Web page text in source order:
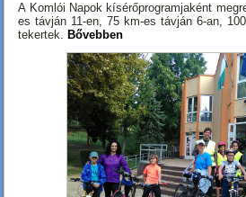
A Komlói Napok kísérőprogramjaként
es távján 11-en, 75 km-es távján 6-an,
tekertek. Bővebben